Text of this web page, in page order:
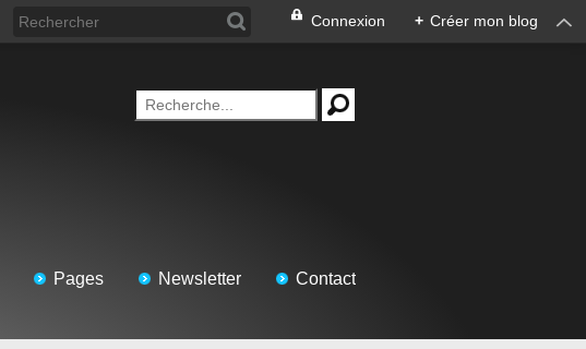
Connexion + Créer mon blog
Pages Newsletter Contact